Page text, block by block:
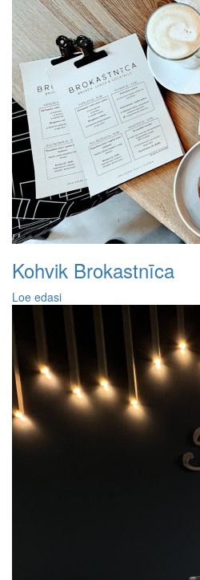
Kohvik Brokastnīca
Loe edasi